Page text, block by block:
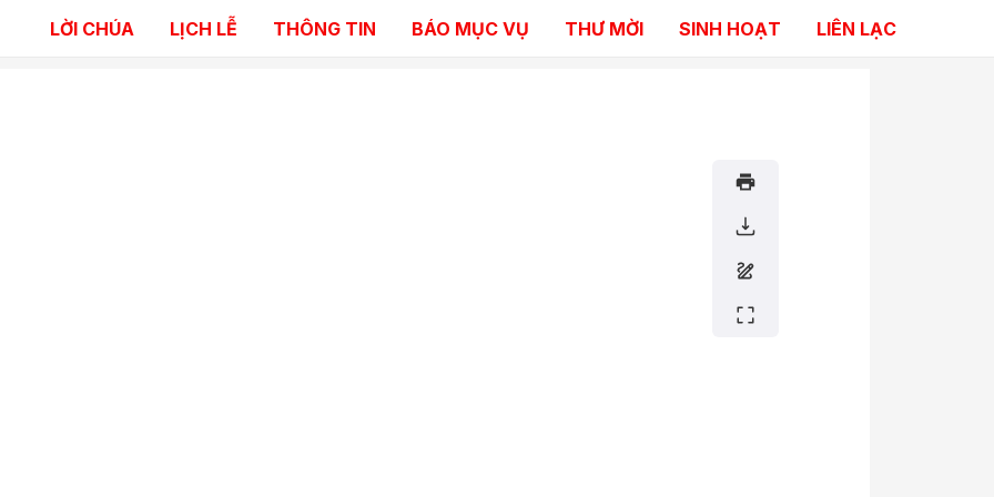
LỜI CHÚA LỊCH LỄ THÔNG TIN BÁO MỤC VỤ THƯ MỜI SINH HOẠT LIÊN LẠC